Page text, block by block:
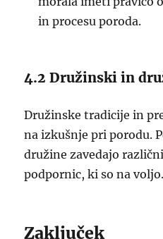
in procesu poroda.
4.2 Družinski in
Družinske tradicije in
na izkušnje pri porodu.
družine zavedajo
podpornic, ki so na voljo.
Zaključek